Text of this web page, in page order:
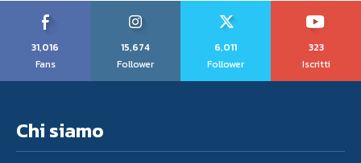
31,016
Fans
15,674
Follower
6,011
Follower
323
Iscritti
Chi siamo